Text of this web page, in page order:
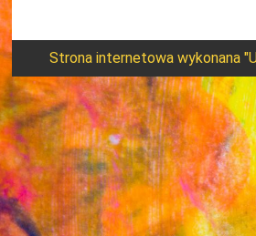
Strona internetowa wykonana